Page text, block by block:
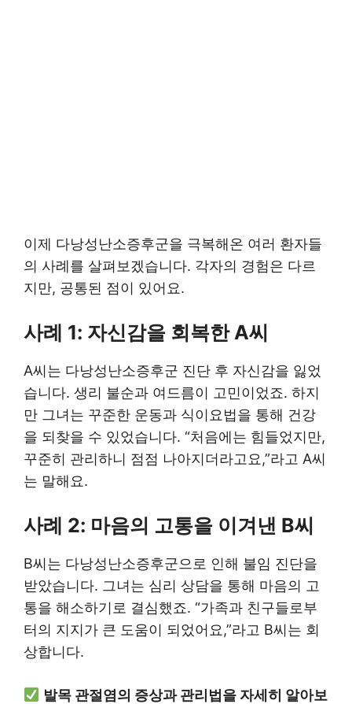
이제 다낭성난소증후군을 극복해온 여러 환자들
의 사례를 살펴보겠습니다. 각자의 경험은 다르
지만, 공통된 점이 있어요.
사례 1: 자신감을 회복한 A씨
A씨는 다낭성난소증후군 진단 후 자신감을 잃었
습니다. 생리 불순과 여드름이 고민이었죠. 하지
만 그녀는 꾸준한 운동과 식이요법을 통해 건강
을 되찾을 수 있었습니다. “처음에는 힘들었지만,
꾸준히 관리하니 점점 나아지더라고요,”라고 A씨
는 말해요.
사례 2: 마음의 고통을 이겨낸 B씨
B씨는 다낭성난소증후군으로 인해 불임 진단을
받았습니다. 그녀는 심리 상담을 통해 마음의 고
통을 해소하기로 결심했죠. “가족과 친구들로부
터의 지지가 큰 도움이 되었어요,”라고 B씨는 회
상합니다.
발목 관절염의 증상과 관리법을 자세히 알아보